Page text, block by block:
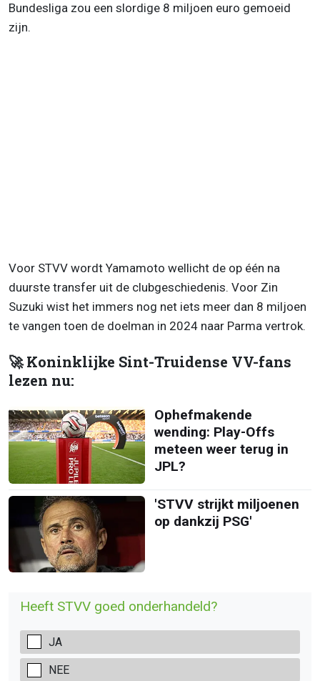
Bundesliga zou een slordige 8 miljoen euro gemoeid
zijn.
Voor STVV wordt Yamamoto wellicht de op één na
duurste transfer uit de clubgeschiedenis. Voor Zin
Suzuki wist het immers nog net iets meer dan 8 miljoen
te vangen toen de doelman in 2024 naar Parma vertrok.
🚀 Koninklijke Sint-Truidense VV-fans
lezen nu:
Ophefmakende
wending: Play-Offs
meteen weer terug in
JPL?
'STVV strijkt miljoenen
op dankzij PSG'
Heeft STVV goed onderhandeld?
JA
NEE